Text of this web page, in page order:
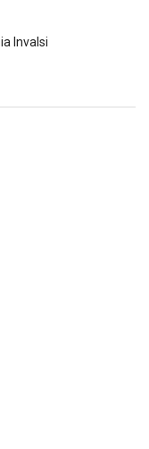
Invalsi